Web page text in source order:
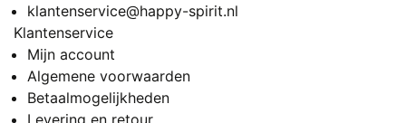
klantenservice@happy-spirit.nl
Klantenservice
Mijn account
Algemene voorwaarden
Betaalmogelijkheden
Levering en retour